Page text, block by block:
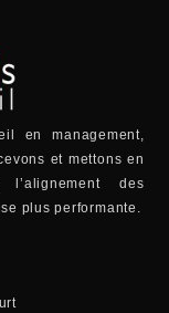
en management,
et mettons en
des
plus performante.